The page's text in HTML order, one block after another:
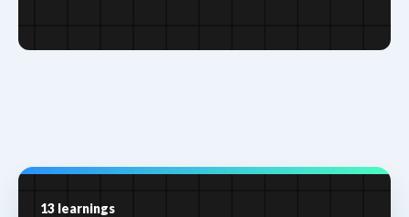
13 learnings